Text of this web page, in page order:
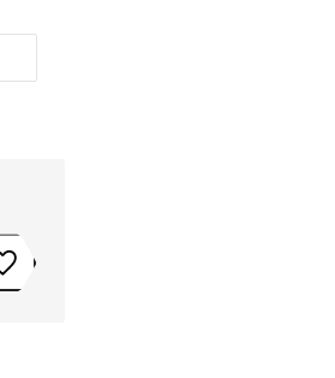
Toevoegen aan verlanglijstje